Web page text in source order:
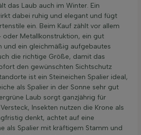
das Laub auch im Winter. Ein
dabei ruhig und elegant und fügt
ein. Beim Kauf zählt vor allem
oder Metallkonstruktion, ein gut
und ein gleichmäßig aufgebautes
die richtige Größe, damit das
den gewünschten Sichtschutz
ist ein Steineichen Spalier ideal,
als Spalier in der Sonne sehr gut
Laub sorgt ganzjährig für
Insekten nutzen die Krone als
denkt, achtet auf eine
als Spalier mit kräftigem Stamm und